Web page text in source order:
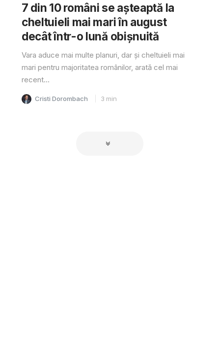
7 din 10 români se așteaptă la
cheltuieli mai mari în august
decât într-o lună obișnuită
Vara aduce mai multe planuri, dar și cheltuieli mai
mari pentru majoritatea românilor, arată cel mai
recent...
Cristi Dorombach 3 min